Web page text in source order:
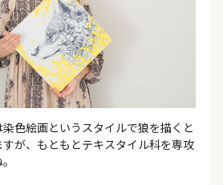
色絵画というスタイルで狼を描くと
が、もともとテキスタイル科を専攻